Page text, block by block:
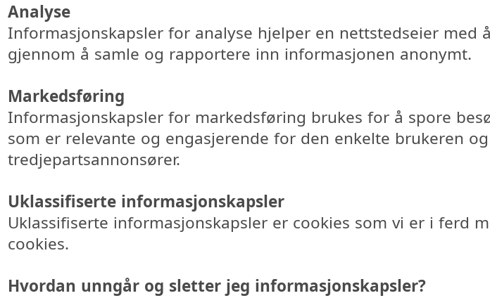
Analyse
Informasjonskapsler for analyse hjelper en nettstedseier
gjennom å samle og rapportere inn informasjonen anonymt.
Markedsføring
Informasjonskapsler for markedsføring brukes for å spore
som er relevante og engasjerende for den enkelte brukeren
tredjepartsannonsører.
Uklassifiserte informasjonskapsler
Uklassifiserte informasjonskapsler er cookies som vi er i ferd
cookies.
Hvordan unngår og sletter jeg informasjonskapsler?